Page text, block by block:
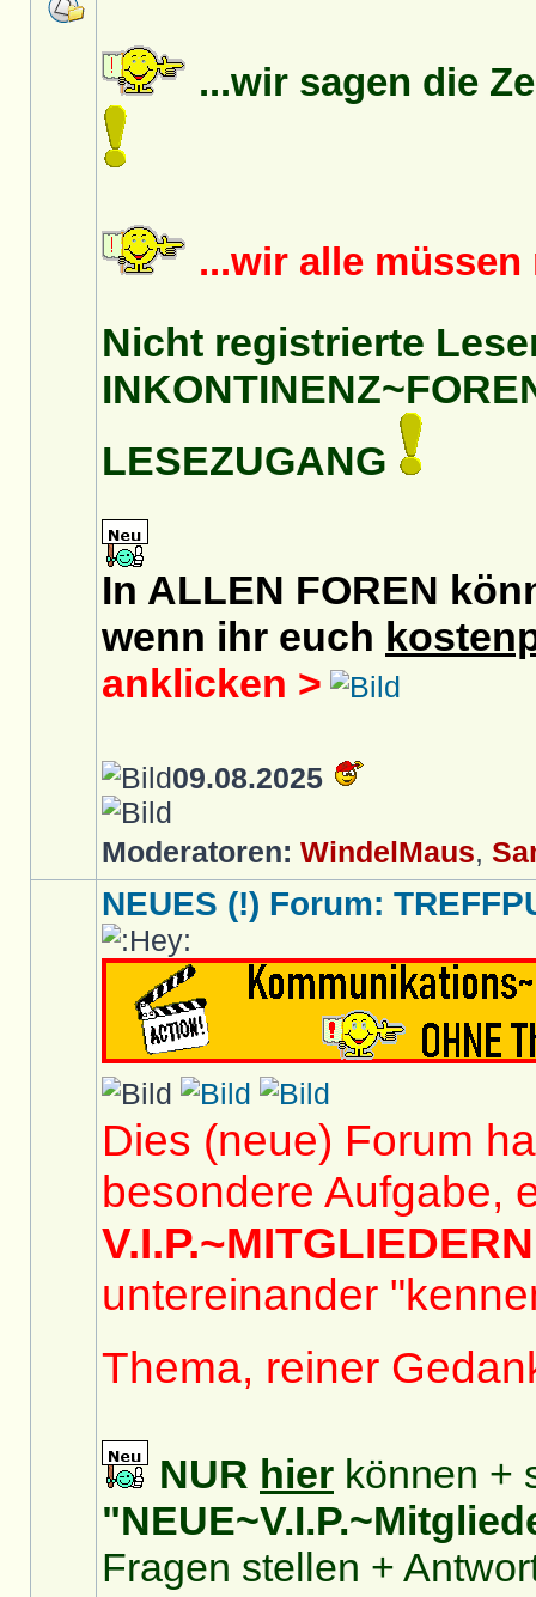
...wir sagen die
...wir alle
Nicht registrierte
LESEZUGANG
In ALLEN FOREN
wenn ihr euch
anklicken >
09.08.2025
Moderatoren: WindelMaus,
NEUES (!) Forum:
Dies (neue) Forum
besondere Aufgabe,
V.I.P.~MITGLIEDERN
untereinander
Thema, reiner
NUR hier können +
Fragen stellen +